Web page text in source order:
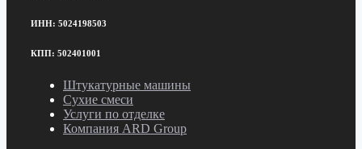
ИНН: 5024198503
КПП: 502401001
Штукатурные машины
Сухие смеси
Услуги по отделке
Компания ARD Group